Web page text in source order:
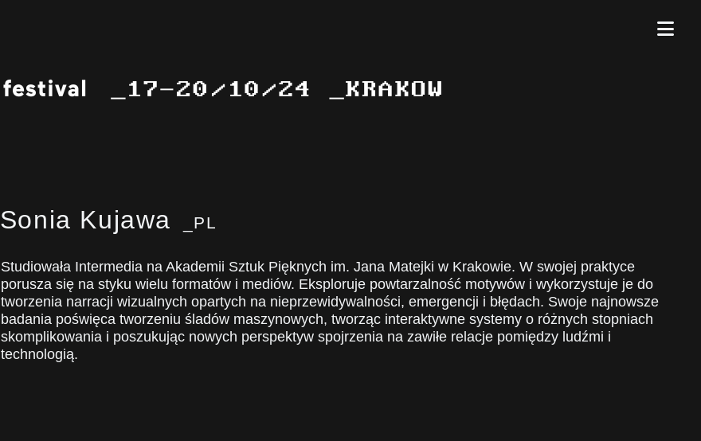
Sonia Kujawa _PL
Studiowała Intermedia na Akademii Sztuk Pięknych im. Jana Matejki w Krakowie. W swojej praktyce
porusza się na styku wielu formatów i mediów. Eksploruje powtarzalność motywów i wykorzystuje je do
tworzenia narracji wizualnych opartych na nieprzewidywalności, emergencji i błędach. Swoje najnowsze
badania poświęca tworzeniu śladów maszynowych, tworząc interaktywne systemy o różnych stopniach
skomplikowania i poszukując nowych perspektyw spojrzenia na zawiłe relacje pomiędzy ludźmi i
technologią.